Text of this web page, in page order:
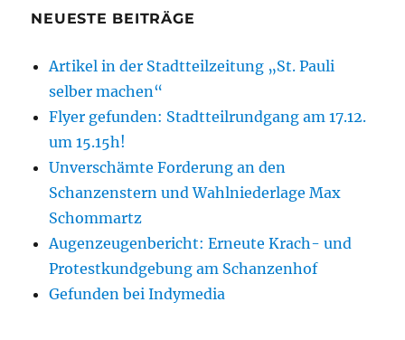
NEUESTE BEITRÄGE
Artikel in der Stadtteilzeitung „St. Pauli
selber machen“
Flyer gefunden: Stadtteilrundgang am 17.12.
um 15.15h!
Unverschämte Forderung an den
Schanzenstern und Wahlniederlage Max
Schommartz
Augenzeugenbericht: Erneute Krach- und
Protestkundgebung am Schanzenhof
Gefunden bei Indymedia